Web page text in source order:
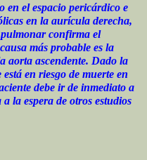
en el espacio pericárdico e
en la aurícula derecha,
confirma el
más probable es la
aorta ascendente. Dado la
en riesgo de muerte en
debe ir de inmediato a
la espera de otros estudios